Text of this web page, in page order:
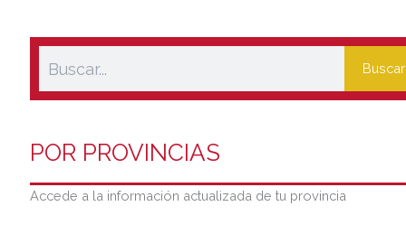
Buscar
POR PROVINCIAS
Accede a la información actualizada de tu provincia